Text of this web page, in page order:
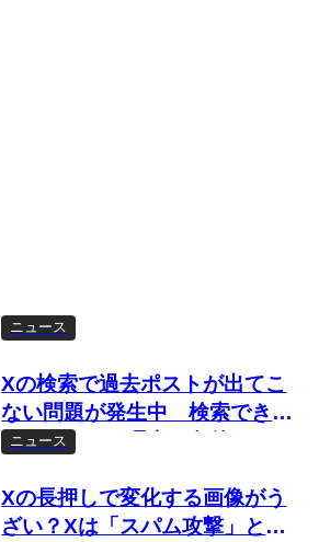
ニュース
Xの検索で過去ポストが出てこ
ない問題が発生中 検索できな
い・おかしい理由と条件は？
ニュース
Xの長押しで変化する画像がう
ざい？Xは「スパム攻撃」とし